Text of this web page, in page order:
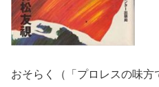
おそらく（「プロレスの味